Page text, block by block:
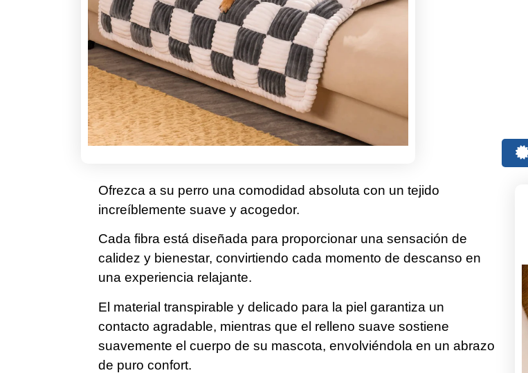
Ofrezca a su perro una comodidad absoluta con un tejido
increíblemente suave y acogedor.
Cada fibra está diseñada para proporcionar una sensación de
calidez y bienestar, convirtiendo cada momento de descanso en
una experiencia relajante.
El material transpirable y delicado para la piel garantiza un
contacto agradable, mientras que el relleno suave sostiene
suavemente el cuerpo de su mascota, envolviéndola en un abrazo
de puro confort.